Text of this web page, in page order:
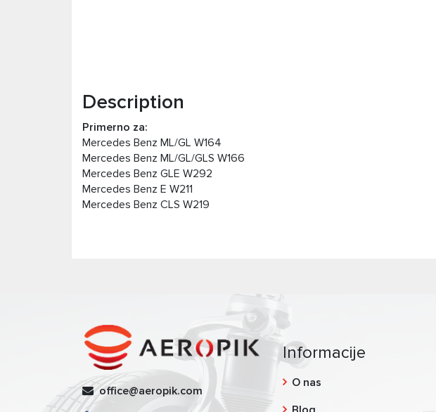
Description
Primerno za:
Mercedes Benz ML/GL W164
Mercedes Benz ML/GL/GLS W166
Mercedes Benz GLE W292
Mercedes Benz E W211
Mercedes Benz CLS W219
office@aeropik.com
Informacije
O nas